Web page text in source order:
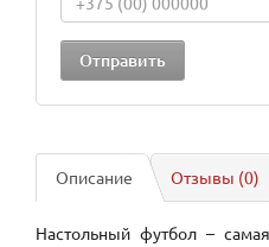
Описание Отзывы (0)
Настольный футбол –